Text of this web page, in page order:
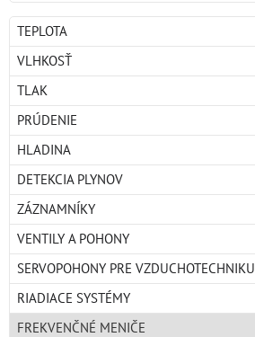
TEPLOTA
VLHKOSŤ
TLAK
PRÚDENIE
HLADINA
DETEKCIA PLYNOV
ZÁZNAMNÍKY
VENTILY A POHONY
SERVOPOHONY PRE VZDUCHOTECHNIKU
RIADIACE SYSTÉMY
FREKVENČNÉ MENIČE